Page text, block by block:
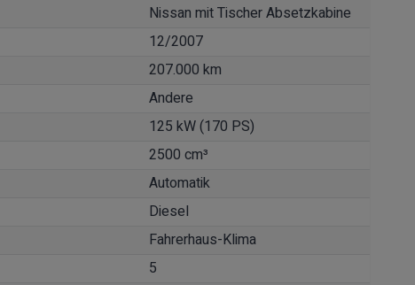
Nissan mit Tischer Absetzkabine
12/2007
207.000 km
Andere
125 kW (170 PS)
2500 cm³
Automatik
Diesel
Fahrerhaus-Klima
5